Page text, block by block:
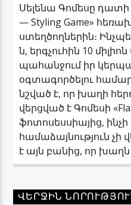
Սելենա Գոմեսը դատի
— Styling Game»
ստեղծողներին։
ն, երգչուհին 10
պահանջում իր
օգտագործելու
նշված է, որ խաղի
վերցված է Գոմեսի
ֆոտոսեսսիայից,
համաձայնություն չի
է այն բանից, որ
ՎԵՐՋԻՆ